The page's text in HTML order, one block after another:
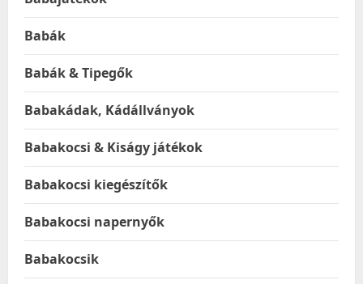
Babák
Babák & Tipegők
Babakádak, Kádállványok
Babakocsi & Kiságy játékok
Babakocsi kiegészítők
Babakocsi napernyők
Babakocsik